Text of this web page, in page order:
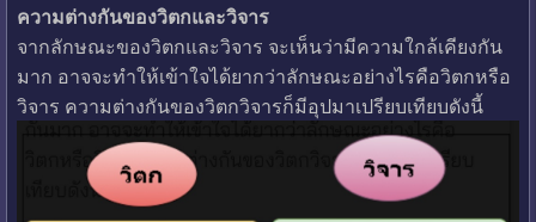
ความต่างกันของวิตกและวิจาร
จากลักษณะของวิตกและวิจาร จะเห็นว่ามีความใกล้เคียงกัน
มาก อาจจะทำให้เข้าใจได้ยากว่าลักษณะอย่างไรคือวิตกหรือ
วิจาร ความต่างกันของวิตกวิจารก็มีอุปมาเปรียบเทียบดังนี้